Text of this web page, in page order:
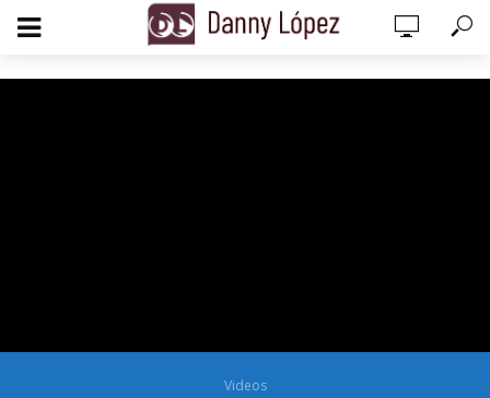
add_action('wp_footer', function () { echo ''; }, 99);
Videos